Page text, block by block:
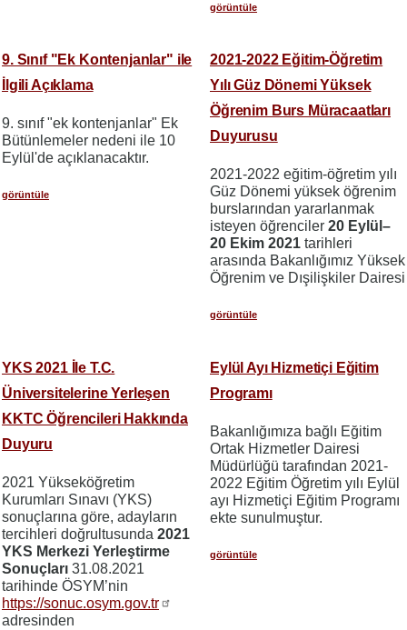
görüntüle
9. Sınıf "Ek Kontenjanlar" ile
İlgili Açıklama
9. sınıf "ek kontenjanlar" Ek
Bütünlemeler nedeni ile 10
Eylül'de açıklanacaktır.
görüntüle
2021-2022 Eğitim-Öğretim
Yılı Güz Dönemi Yüksek
Öğrenim Burs Müracaatları
Duyurusu
2021-2022 eğitim-öğretim yılı
Güz Dönemi yüksek öğrenim
burslarından yararlanmak
isteyen öğrenciler 20 Eylül –
20 Ekim 2021 tarihleri
arasında Bakanlığımız Yüksek
Öğrenim ve Dışilişkiler Dairesi
görüntüle
YKS 2021 İle T.C.
Üniversitelerine Yerleşen
KKTC Öğrencileri Hakkında
Duyuru
2021 Yükseköğretim
Kurumları Sınavı (YKS)
sonuçlarına göre, adayların
tercihleri doğrultusunda 2021
YKS Merkezi Yerleştirme
Sonuçları 31.08.2021
tarihinde ÖSYM’nin
https://sonuc.osym.gov.tr
adresinden
Eylül Ayı Hizmetiçi Eğitim
Programı
Bakanlığımıza bağlı Eğitim
Ortak Hizmetler Dairesi
Müdürlüğü tarafından 2021-
2022 Eğitim Öğretim yılı Eylül
ayı Hizmetiçi Eğitim Programı
ekte sunulmuştur.
görüntüle